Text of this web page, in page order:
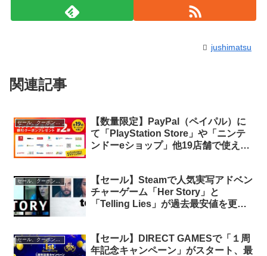
jushimatsu
関連記事
セール、クーポン、ポイント
【数量限定】PayPal（ペイパル）に
て「PlayStation Store」や「ニンテ
ンドーeショップ」他19店舗で使える
セール、クーポン、ポイント
【セール】Steamで人気実写アドベン
チャーゲーム「Her Story」と
「Telling Lies」が過去最安値を更新
セール、クーポン、ポイント
【セール】DIRECT GAMESで「１周
年記念キャンペーン」がスタート、最